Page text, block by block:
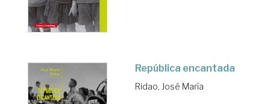
República encantada
Ridao, José María